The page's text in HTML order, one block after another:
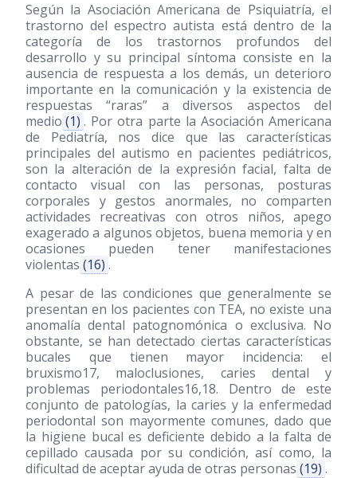
Según la Asociación Americana de Psiquiatría, el
trastorno del espectro autista está dentro de la
categoría de los trastornos profundos del
desarrollo y su principal síntoma consiste en la
ausencia de respuesta a los demás, un deterioro
importante en la comunicación y la existencia de
respuestas “raras” a diversos aspectos del
medio (1) . Por otra parte la Asociación Americana
de Pediatría, nos dice que las características
principales del autismo en pacientes pediátricos,
son la alteración de la expresión facial, falta de
contacto visual con las personas, posturas
corporales y gestos anormales, no comparten
actividades recreativas con otros niños, apego
exagerado a algunos objetos, buena memoria y en
ocasiones pueden tener manifestaciones
violentas (16) .
A pesar de las condiciones que generalmente se
presentan en los pacientes con TEA, no existe una
anomalía dental patognomónica o exclusiva. No
obstante, se han detectado ciertas características
bucales que tienen mayor incidencia: el
bruxismo17, maloclusiones, caries dental y
problemas periodontales16,18. Dentro de este
conjunto de patologías, la caries y la enfermedad
periodontal son mayormente comunes, dado que
la higiene bucal es deficiente debido a la falta de
cepillado causada por su condición, así como, la
dificultad de aceptar ayuda de otras personas (19) .